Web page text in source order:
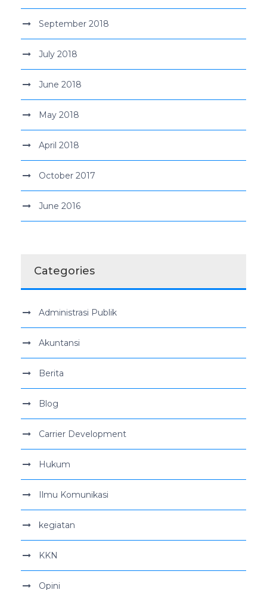
September 2018
July 2018
June 2018
May 2018
April 2018
October 2017
June 2016
Categories
Administrasi Publik
Akuntansi
Berita
Blog
Carrier Development
Hukum
Ilmu Komunikasi
kegiatan
KKN
Opini